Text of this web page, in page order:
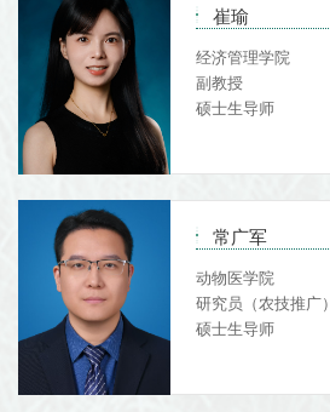
崔瑜
经济管理学院
副教授
硕士生导师
常广军
动物医学院
研究员（农技推广）
硕士生导师